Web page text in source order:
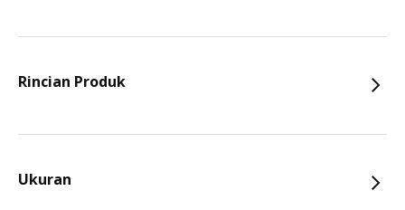
Rincian Produk
Ukuran